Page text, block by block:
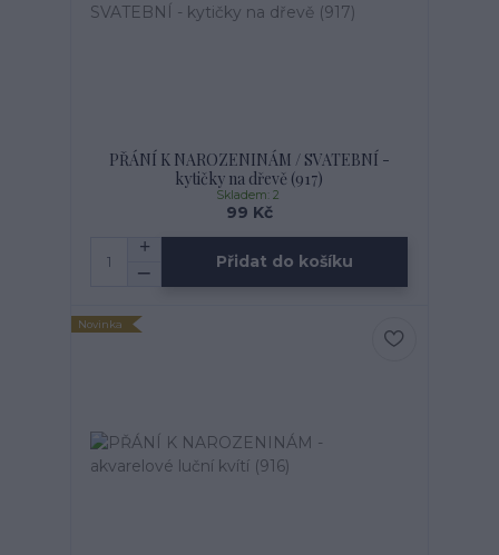
PŘÁNÍ K NAROZENINÁM / SVATEBNÍ -
kytičky na dřevě (917)
99 Kč
Skladem: 2
Přidat do košíku
Novinka